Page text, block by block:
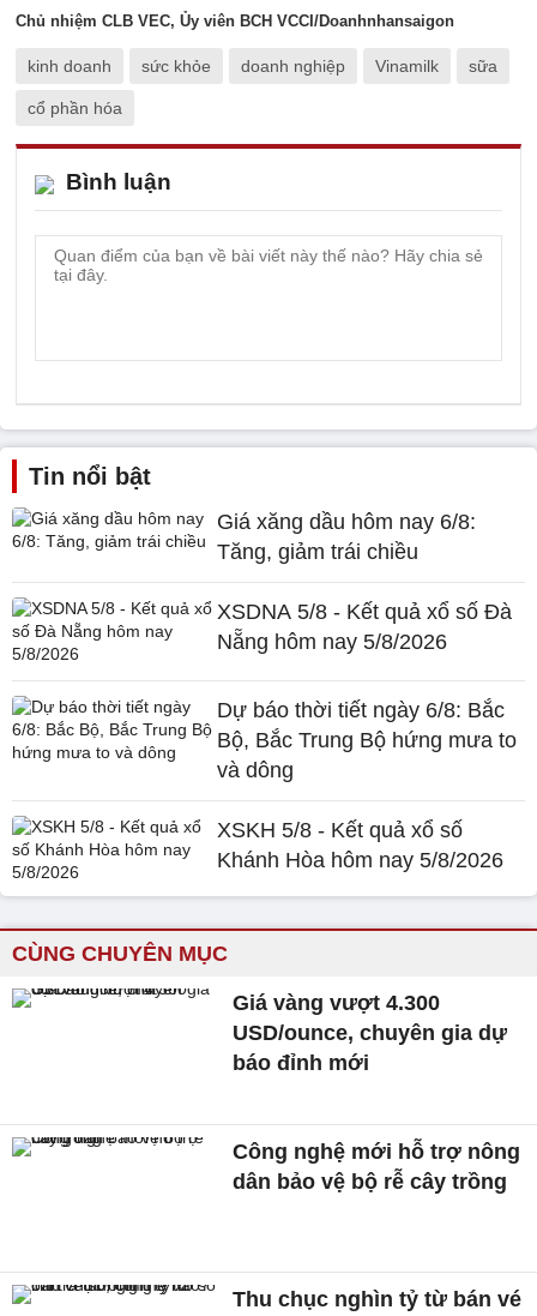
Chủ nhiệm CLB VEC, Ủy viên BCH VCCI/Doanhnhansaigon
kinh doanh sức khỏe doanh nghiệp Vinamilk sữa
cổ phần hóa
Bình luận
Tin nổi bật
Giá xăng dầu hôm nay 6/8:
Tăng, giảm trái chiều
XSDNA 5/8 - Kết quả xổ số Đà
Nẵng hôm nay 5/8/2026
Dự báo thời tiết ngày 6/8: Bắc
Bộ, Bắc Trung Bộ hứng mưa to
và dông
XSKH 5/8 - Kết quả xổ số
Khánh Hòa hôm nay 5/8/2026
CÙNG CHUYÊN MỤC
Giá vàng vượt 4.300
USD/ounce, chuyên gia dự
báo đỉnh mới
Công nghệ mới hỗ trợ nông
dân bảo vệ bộ rễ cây trồng
Thu chục nghìn tỷ từ bán vé